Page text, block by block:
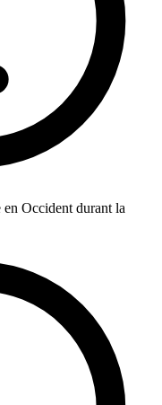
Occident durant la